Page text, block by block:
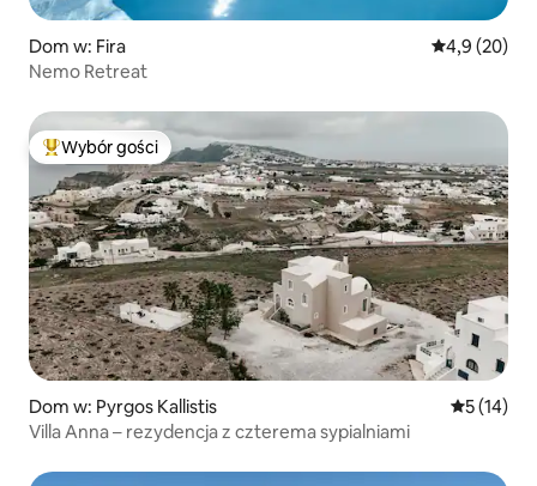
Dom w: Fira Średnia
4,9 (20)
Nemo Retreat
Najpopularniejsze z kategorii Wybór gości
Wybór gości
Dom w: Pyrgos Kallistis Średnia
5 (14)
Villa Anna – rezydencja z czterema sypialniami